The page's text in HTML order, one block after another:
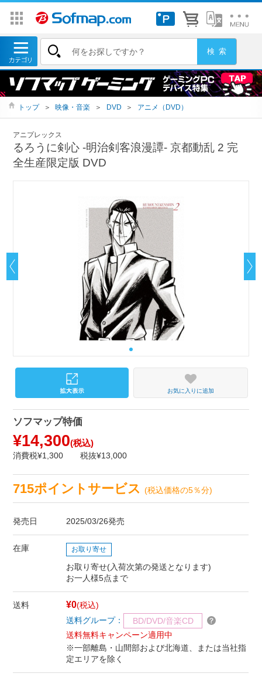
トップ ＞ 映像・音楽 ＞ DVD ＞ アニメ（DVD）
アニプレックス
るろうに剣心 ‐明治剣客浪漫譚- 京都動乱 2 完
全生産限定版 DVD
お気に入りに追加
ソフマップ特価
¥14,300(税込)
消費税¥1,300 税抜¥13,000
715ポイントサービス(税込価格の5％分)
発売日 2025/03/26発売
在庫 お取り寄せ
お取り寄せ(入荷次第の発送となります)
お一人様5点まで
送料 ¥0(税込)
送料グループ：
BD/DVD/音楽CD
送料無料キャンペーン適用中
※一部離島・山間部および北海道、または当社指
定エリアを除く